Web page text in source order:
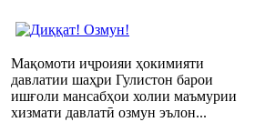
Мақомоти иҷроияи ҳокимияти
давлатии шаҳри Гулистон барои
ишғоли мансабҳои холии маъмурии
хизмати давлатӣ озмун эълон...